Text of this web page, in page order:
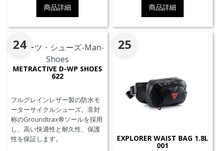
商品詳細 商品詳細
24
METRACTIVE D-WP SHOES
622
フルグレインレザー製の防水モ
ーターサイクルシューズ。非対
称のGroundtrax®ソールを採用
し、高い快適性と耐久性、保護
性を保証します。
25
EXPLORER WAIST BAG 1.8L
001